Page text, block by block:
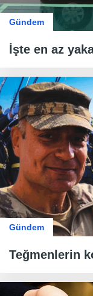
Gündem
İşte en az
Gündem
Teğmenlerin